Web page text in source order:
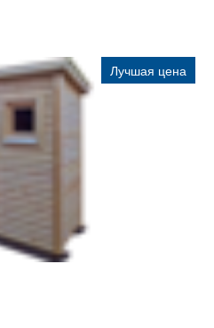
Лучшая цена